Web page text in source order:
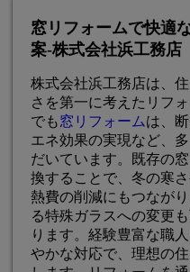
窓リフォームで快適
案-株式会社浜工務店
株式会社浜工務店は、
さを第一に考えたリフ
でも窓リフォームは、
エネ効果の実現など、
だいています。既存の
換することで、冬の寒
熱費の削減にもつなが
る特殊ガラスへの変更
ります。経験豊富な職
やかな対応で、理想の